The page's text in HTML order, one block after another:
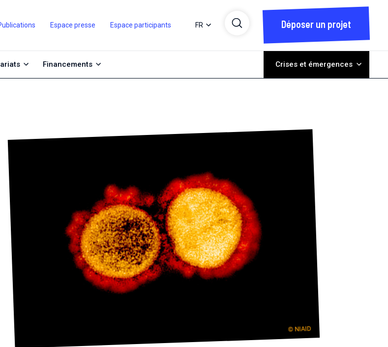
Espace presse Espace participants FR Déposer un projet
Financements Crises et émergences